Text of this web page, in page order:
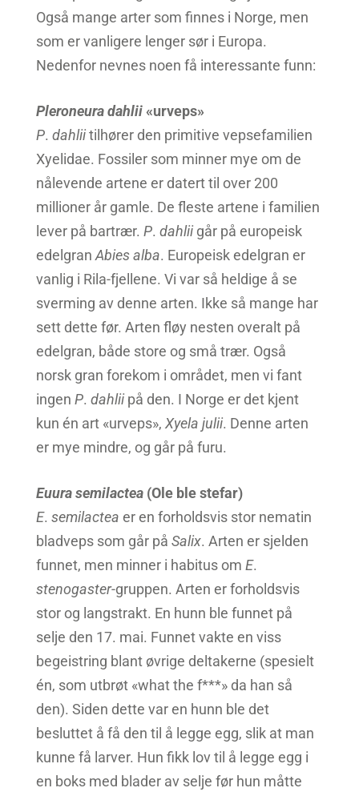
Også mange arter som finnes i Norge, men
som er vanligere lenger sør i Europa.
Nedenfor nevnes noen få interessante funn:
Pleroneura dahlii«urveps»
P. dahliitilhører den primitive vepsefamilien
Xyelidae. Fossiler som minner mye om de
nålevende artene er datert til over 200
millioner år gamle. De fleste artene i familien
lever på bartrær. P. dahliigår på europeisk
edelgranAbies alba. Europeisk edelgran er
vanlig i Rila-fjellene. Vi var så heldige å se
sverming av denne arten. Ikke så mange har
sett dette før. Arten fløy nesten overalt på
edelgran, både store og små trær. Også
norsk gran forekom i området, men vi fant
ingen P. dahliipå den. I Norge er det kjent
kun én art «urveps», Xyela julii. Denne arten
er mye mindre, og går på furu.
Euura semilactea(Ole ble stefar)
E. semilactea er en forholdsvis stor nematin
bladveps som går på Salix. Arten er sjelden
funnet, men minner i habitus om E.
stenogaster-gruppen. Arten er forholdsvis
stor og langstrakt. En hunn ble funnet på
selje den 17. mai. Funnet vakte en viss
begeistring blant øvrige deltakerne (spesielt
én, som utbrøt «what the f***» da han så
den). Siden dette var en hunn ble det
besluttet å få den til å legge egg, slik at man
kunne få larver. Hun fikk lov til å legge egg i
en boks med blader av selje før hun måtte